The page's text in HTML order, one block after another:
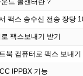
드 콜센터란 ?
팩스 송수신 전송 장당
팩스보내기 받기
IPPBX 기능